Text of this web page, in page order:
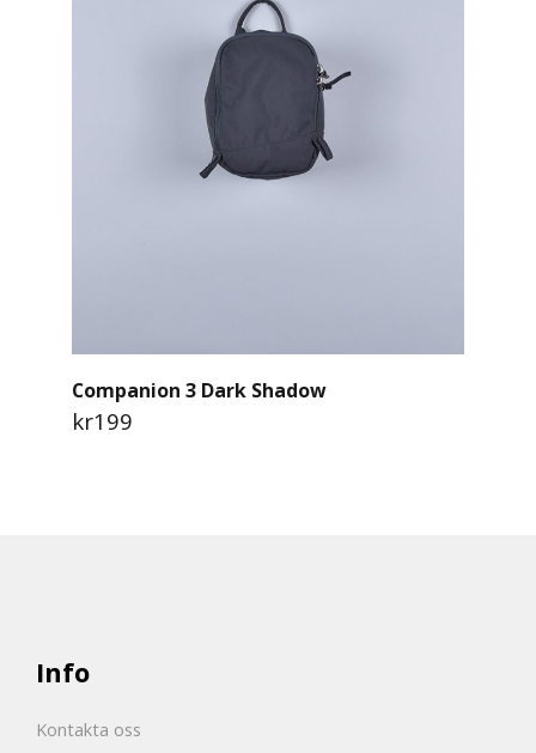
Companion 3 Dark Shadow
kr199
Info
Kontakta oss